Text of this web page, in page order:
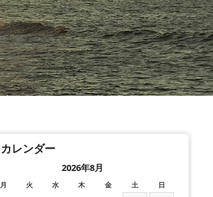
カレンダー
2026年8月
月 火 水 木 金 土 日